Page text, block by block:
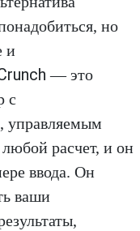
но
и
— это
с
управляемым
расчет, и он
ввода. Он
ваши